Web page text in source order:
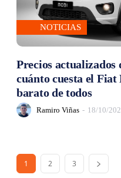
NOTICIAS
Precios actualizados
cuánto cuesta el
barato de todos
Ramiro Viñas - 18/10/
1 2 3